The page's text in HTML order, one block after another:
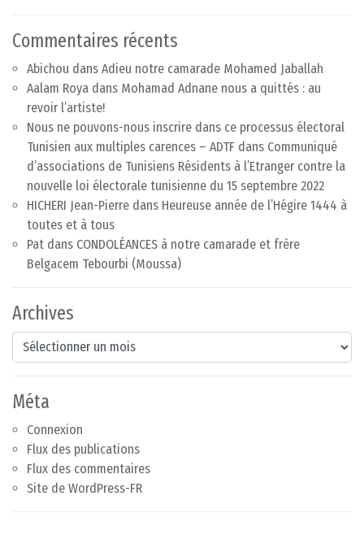
Commentaires récents
Abichou dans Adieu notre camarade Mohamed Jaballah
Aalam Roya dans Mohamad Adnane nous a quittés : au
revoir l’artiste!
Nous ne pouvons-nous inscrire dans ce processus électoral
Tunisien aux multiples carences – ADTF dans Communiqué
d’associations de Tunisiens Résidents à l’Etranger contre la
nouvelle loi électorale tunisienne du 15 septembre 2022
HICHERI Jean-Pierre dans Heureuse année de l’Hégire 1444 à
toutes et à tous
Pat dans CONDOLÉANCES à notre camarade et frère
Belgacem Tebourbi (Moussa)
Archives
Archives
Méta
Connexion
Flux des publications
Flux des commentaires
Site de WordPress-FR